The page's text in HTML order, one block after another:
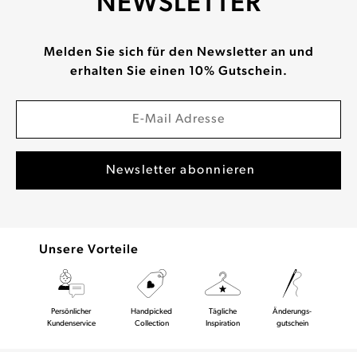
Melden Sie sich für den Newsletter an und
erhalten Sie einen 10% Gutschein.
Unsere Vorteile
Persönlicher
Kundenservice
Handpicked
Collection
Tägliche
Inspiration
Änderungs-
gutschein